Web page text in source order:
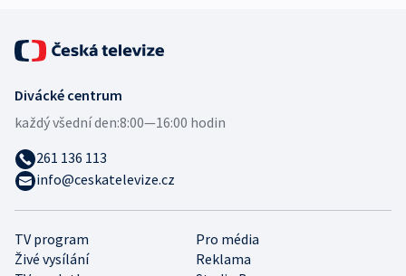
TV program
Pro média
Živé vysílání
Reklama
Divácké centrum
každý všední den:8:00—16:00 hodin
261 136 113
info@ceskatelevize.cz